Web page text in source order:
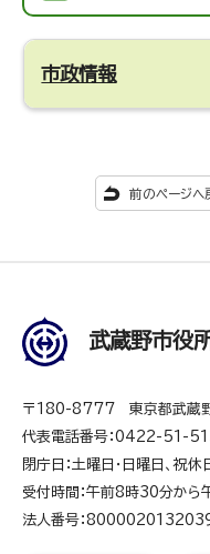
市政情報
前のページへ
武蔵野市役
〒180-8777 東京都武蔵
代表電話番号：0422-51-
閉庁日：土曜日・日曜日、祝
受付時間：午前8時30分から
法人番号：8000020132039